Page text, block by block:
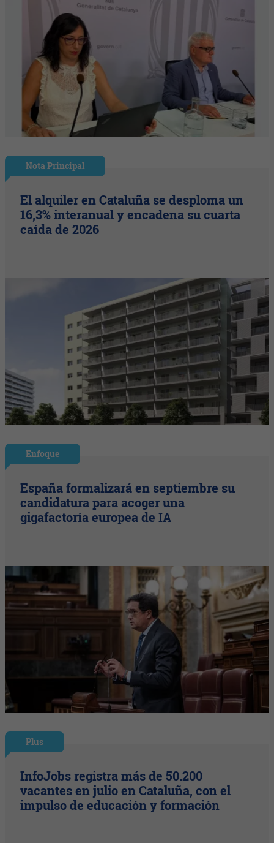
Nota Principal
El alquiler en Cataluña se desploma un
16,3% interanual y encadena su cuarta
caída de 2026
Enfoque
España formalizará en septiembre su
candidatura para acoger una
gigafactoría europea de IA
Plus
InfoJobs registra más de 50.200
vacantes en julio en Cataluña, con el
impulso de educación y formación